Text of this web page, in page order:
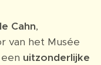
Cahn,
van het Musée
uitzonderlijke